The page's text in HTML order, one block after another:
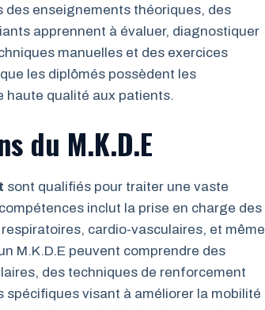
des enseignements théoriques, des
apprennent à évaluer, diagnostiquer
manuelles et des exercices
les diplômés possèdent les
haute qualité aux patients.
du M.K.D.E
sont qualifiés pour traiter une vaste
inclut la prise en charge des
cardio-vasculaires, et même
M.K.D.E peuvent comprendre des
des techniques de renforcement
visant à améliorer la mobilité